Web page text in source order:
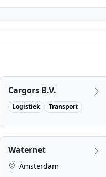
Cargors B.V.
Logistiek Transport
Waternet
Amsterdam